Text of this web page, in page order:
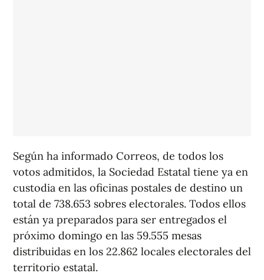
Según ha informado Correos, de todos los
votos admitidos, la Sociedad Estatal tiene ya en
custodia en las oficinas postales de destino un
total de 738.653 sobres electorales. Todos ellos
están ya preparados para ser entregados el
próximo domingo en las 59.555 mesas
distribuidas en los 22.862 locales electorales del
territorio estatal.